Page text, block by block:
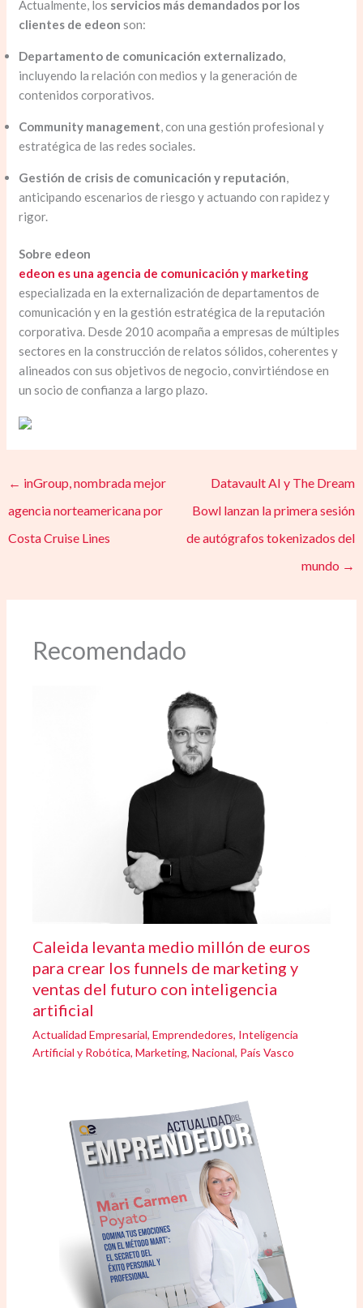
Actualmente, los servicios más demandados por los
clientes de edeon son:
Departamento de comunicación externalizado,
incluyendo la relación con medios y la generación de
contenidos corporativos.
Community management, con una gestión profesional y
estratégica de las redes sociales.
Gestión de crisis de comunicación y reputación,
anticipando escenarios de riesgo y actuando con rapidez y
rigor.
Sobre edeon
edeon es una agencia de comunicación y marketing
especializada en la externalización de departamentos de
comunicación y en la gestión estratégica de la reputación
corporativa. Desde 2010 acompaña a empresas de múltiples
sectores en la construcción de relatos sólidos, coherentes y
alineados con sus objetivos de negocio, convirtiéndose en
un socio de confianza a largo plazo.
← inGroup, nombrada mejor
agencia norteamericana por
Costa Cruise Lines
Datavault AI y The Dream
Bowl lanzan la primera sesión
de autógrafos tokenizados del
mundo →
Recomendado
Caleida levanta medio millón de euros
para crear los funnels de marketing y
ventas del futuro con inteligencia
artificial
Actualidad Empresarial,Emprendedores, Inteligencia
Artificial y Robótica,Marketing,Nacional, País Vasco